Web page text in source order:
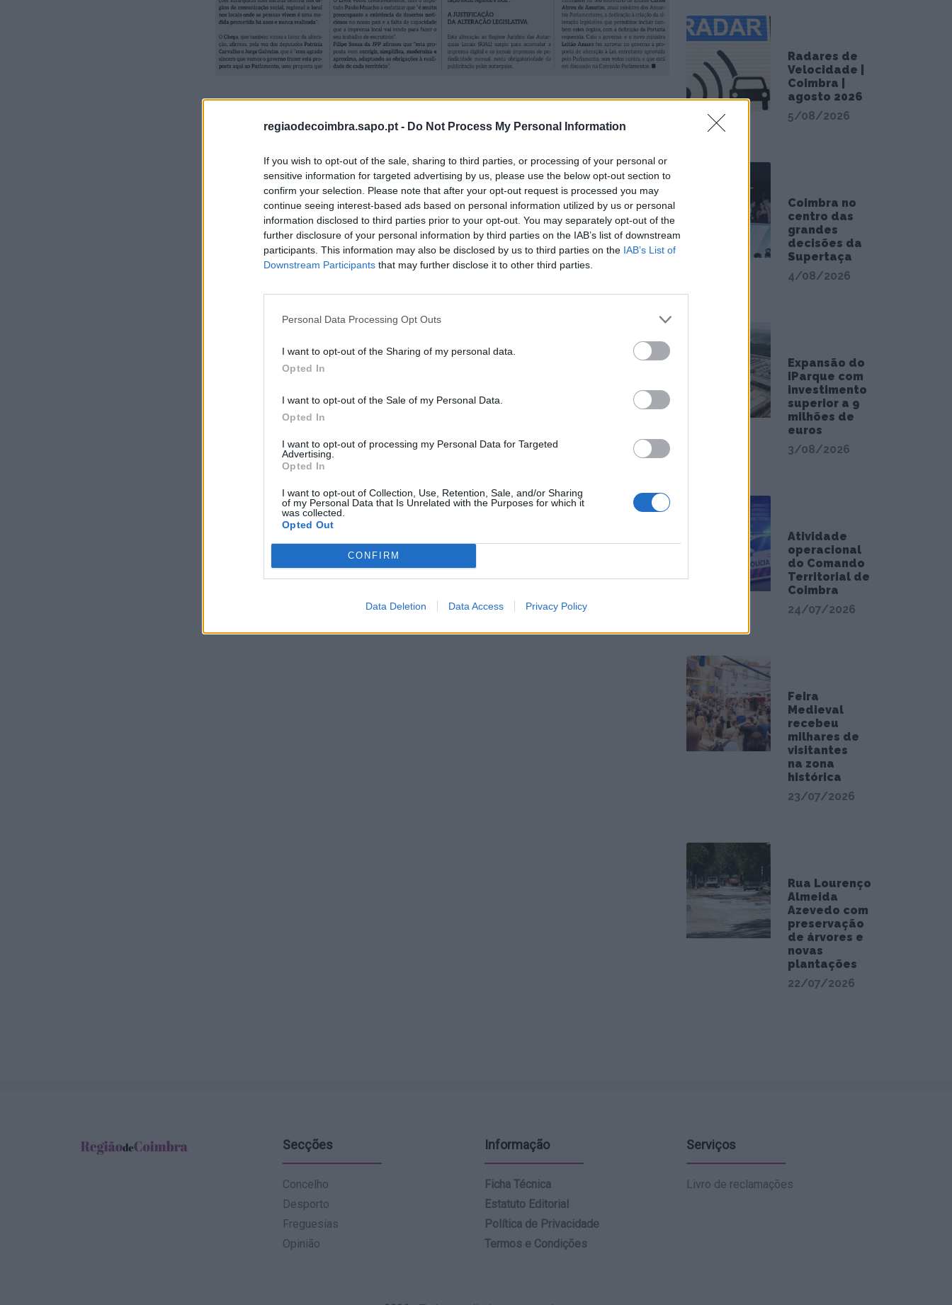
regiaodecoimbra.sapo.pt - Do Not Process My Personal Information
If you wish to opt-out of the sale, sharing to third parties, or processing of your personal or
sensitive information for targeted advertising by us, please use the below opt-out section to
confirm your selection. Please note that after your opt-out request is processed you may
continue seeing interest-based ads based on personal information utilized by us or personal
information disclosed to third parties prior to your opt-out. You may separately opt-out of the
further disclosure of your personal information by third parties on the IAB’s list of downstream
participants. This information may also be disclosed by us to third parties on the IAB’s List of
Downstream Participants that may further disclose it to other third parties.
Personal Data Processing Opt Outs
I want to opt-out of the Sharing of my personal data.
Opted In
I want to opt-out of the Sale of my Personal Data.
Opted In
I want to opt-out of processing my Personal Data for Targeted
Advertising.
Opted In
I want to opt-out of Collection, Use, Retention, Sale, and/or Sharing
of my Personal Data that Is Unrelated with the Purposes for which it
was collected.
Opted Out
CONFIRM
Data Deletion Data Access Privacy Policy
Radares de
Velocidade |
Coimbra |
agosto 2026
5/08/2026
Coimbra no
centro das
grandes
decisões da
Supertaça
4/08/2026
Expansão do
iParque com
investimento
superior a 9
milhões de
euros
3/08/2026
Atividade
operacional
do Comando
Territorial de
Coimbra
24/07/2026
Feira
Medieval
recebeu
milhares de
visitantes
na zona
histórica
23/07/2026
Rua Lourenço
Almeida
Azevedo com
preservação
de árvores e
novas
plantações
22/07/2026
Secções
Concelho
Desporto
Freguesias
Opinião
Informação
Ficha Técnica
Estatuto Editorial
Política de Privacidade
Termos e Condições
Serviços
Livro de reclamações